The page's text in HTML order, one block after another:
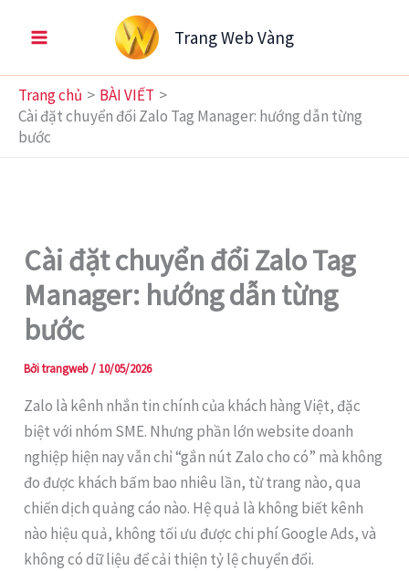
dung
Trang Web Vàng
Trang chủ
BÀI VIẾT
Cài đặt chuyển đổi Zalo Tag Manager: hướng dẫn từng
bước
Cài đặt chuyển đổi Zalo Tag
Manager: hướng dẫn từng
bước
Bởitrangweb/ 10/05/2026
Zalo là kênh nhắn tin chính của khách hàng Việt, đặc
biệt với nhóm SME. Nhưng phần lớn website doanh
nghiệp hiện nay vẫn chỉ “gắn nút Zalo cho có” mà không
đo được khách bấm bao nhiêu lần, từ trang nào, qua
chiến dịch quảng cáo nào. Hệ quả là không biết kênh
nào hiệu quả, không tối ưu được chi phí Google Ads, và
không có dữ liệu để cải thiện tỷ lệ chuyển đổi.